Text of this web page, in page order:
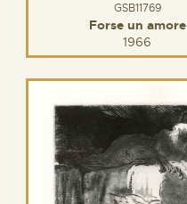
GSB11769
Forse un amore
1966